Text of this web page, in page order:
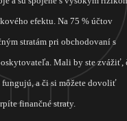
efektu. Na 75 % účtov
stratám pri obchodovaní s
Mali by ste zvážiť,
a či si môžete dovoliť
finančné straty.